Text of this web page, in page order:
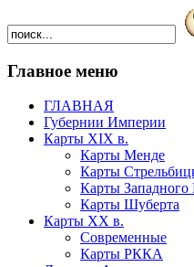
Главное меню
ГЛАВНАЯ
Губернии Империи
Карты XIX в.
Карты Менде
Карты
Карты Западного
Карты Шуберта
Карты XX в.
Современные
Карты РККА